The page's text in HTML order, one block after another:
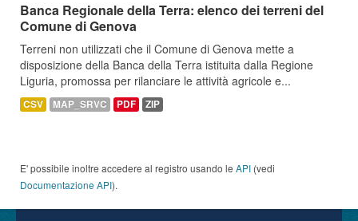
Banca Regionale della Terra: elenco dei terreni del
Comune di Genova
Terreni non utilizzati che il Comune di Genova mette a
disposizione della Banca della Terra istituita dalla Regione
Liguria, promossa per rilanciare le attività agricole e...
CSV MAP_SRVC PDF ZIP
E' possibile inoltre accedere al registro usando le API (vedi
Documentazione API).